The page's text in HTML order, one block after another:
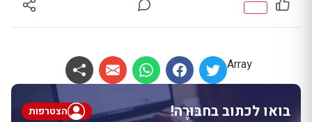
Array
בואו לכתוב בחבּוּרֶה! הצטרפות